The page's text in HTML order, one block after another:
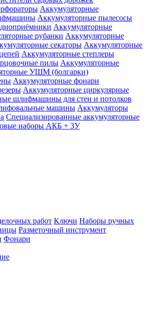
Аккумуляторные
Аккумуляторные пылесосы
Аккумуляторные
рубанки Аккумуляторные
секаторы Аккумуляторные
Аккумуляторные степлеры
пилы Аккумуляторные
УШМ (болгарки)
Аккумуляторные фонари
Аккумуляторные циркулярные
шлифмашины для стен и потолков
машины Аккумуляторы
Специализированные аккумуляторные
наборы АКБ + ЗУ
работ Ключи Наборы ручных
Разметочный инструмент
Фонари